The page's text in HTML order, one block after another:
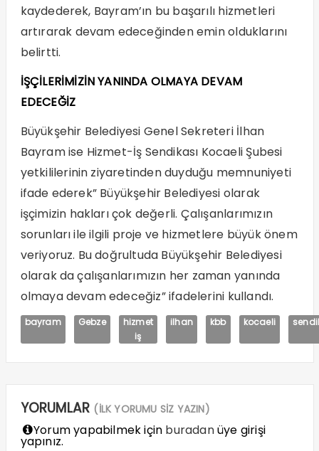
kaydederek, Bayram’ın bu başarılı hizmetleri
artırarak devam edeceğinden emin olduklarını
belirtti.
İŞÇİLERİMİZİN YANINDA OLMAYA DEVAM
EDECEĞİZ
Büyükşehir Belediyesi Genel Sekreteri İlhan
Bayram ise Hizmet-İş Sendikası Kocaeli Şubesi
yetkililerinin ziyaretinden duyduğu memnuniyeti
ifade ederek” Büyükşehir Belediyesi olarak
işçimizin hakları çok değerli. Çalışanlarımızın
sorunları ile ilgili proje ve hizmetlere büyük önem
veriyoruz. Bu doğrultuda Büyükşehir Belediyesi
olarak da çalışanlarımızın her zaman yanında
olmaya devam edeceğiz” ifadelerini kullandı.
bayram Gebze
hizmet
iş
ilhan kbb kocaeli
YORUMLAR (İLK YORUMU SİZ YAZIN)
Yorum yapabilmek için buradanüye girişi
yapınız.